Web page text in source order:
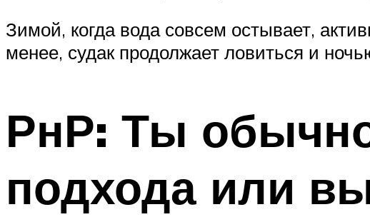
Зимой, когда вода совсем остывает,
менее, судак продолжает ловиться и
РнР: Ты
подхода или